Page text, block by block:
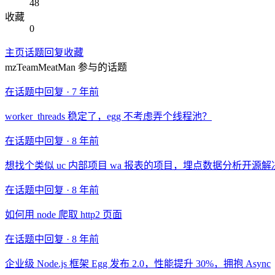
48
收藏
0
主页话题回复收藏
mzTeamMeatMan 参与的话题
在话题中回复 · 7 年前
worker_threads 稳定了，egg 不考虑弄个线程池？
在话题中回复 · 8 年前
想找个类似 uc 内部项目 wa 报表的项目，埋点数据分析开源解
在话题中回复 · 8 年前
如何用 node 爬取 http2 页面
在话题中回复 · 8 年前
企业级 Node.js 框架 Egg 发布 2.0，性能提升 30%，拥抱 Async